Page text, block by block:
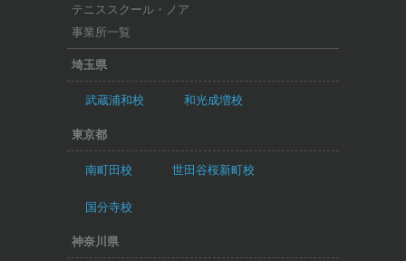
テニススクール・ノア
事業所一覧
埼玉県
武蔵浦和校 和光成増校
東京都
南町田校 世田谷桜新町校
国分寺校
神奈川県